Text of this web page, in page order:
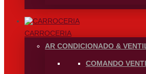
CARROCERIA
AR CONDICIONADO &
COMANDO